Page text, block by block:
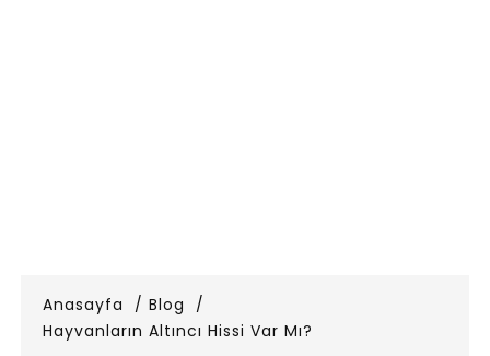
Anasayfa
Blog
Hayvanların Altıncı Hissi Var Mı?